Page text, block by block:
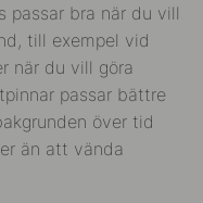
passar bra när du vill
till exempel vid
när du vill göra
passar bättre
över tid
än att vända